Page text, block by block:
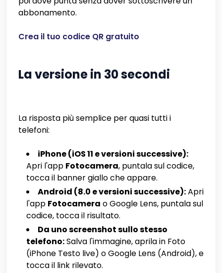
abbonamento.
Crea il tuo codice QR gratuito
La versione in 30 secondi
La risposta più semplice per quasi tutti i
telefoni:
iPhone (iOS 11 e versioni successive):
Apri l'app Fotocamera, puntala sul codice,
tocca il banner giallo che appare.
Android (8.0 e versioni successive):Apri
l'app Fotocamera o Google Lens, puntala sul
codice, tocca il risultato.
Da uno screenshot sullo stesso
telefono:Salva l'immagine, aprila in Foto
(iPhone Testo live) o Google Lens (Android), e
tocca il link rilevato.